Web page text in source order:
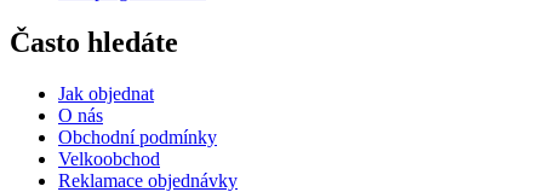
Často hledáte
Jak objednat
O nás
Obchodní podmínky
Velkoobchod
Reklamace objednávky